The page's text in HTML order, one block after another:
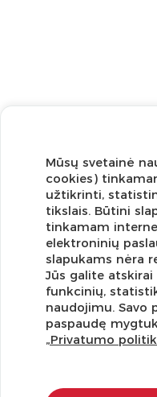
Užsisakykite
pasiūlymus!
Mūsų svetainė
cookies)
užtikrinti,
tikslais. Būtini
tinkamam
elektroninių
slapukams nėra
Jūs galite
funkcinių,
naudojimu. Savo
paspaudę
„Privatumo